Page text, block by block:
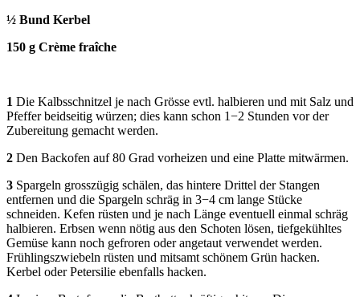
½ Bund Kerbel
150 g Crème fraîche
1 Die Kalbsschnitzel je nach Grösse evtl. halbieren und mit Salz und
Pfeffer beidseitig würzen; dies kann schon 1−2 Stunden vor der
Zubereitung gemacht werden.
2 Den Backofen auf 80 Grad vorheizen und eine Platte mitwärmen.
3 Spargeln grosszügig schälen, das hintere Drittel der Stangen
entfernen und die Spargeln schräg in 3−4 cm lange Stücke
schneiden. Kefen rüsten und je nach Länge eventuell einmal schräg
halbieren. Erbsen wenn nötig aus den Schoten lösen, tiefgekühltes
Gemüse kann noch gefroren oder angetaut verwendet werden.
Frühlingszwiebeln rüsten und mitsamt schönem Grün hacken.
Kerbel oder Petersilie ebenfalls hacken.